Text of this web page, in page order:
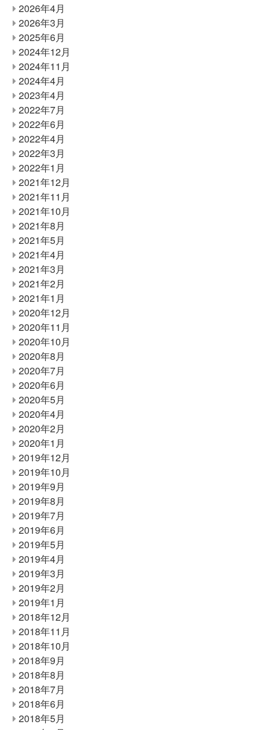
2026年4月
2026年3月
2025年6月
2024年12月
2024年11月
2024年4月
2023年4月
2022年7月
2022年6月
2022年4月
2022年3月
2022年1月
2021年12月
2021年11月
2021年10月
2021年8月
2021年5月
2021年4月
2021年3月
2021年2月
2021年1月
2020年12月
2020年11月
2020年10月
2020年8月
2020年7月
2020年6月
2020年5月
2020年4月
2020年2月
2020年1月
2019年12月
2019年10月
2019年9月
2019年8月
2019年7月
2019年6月
2019年5月
2019年4月
2019年3月
2019年2月
2019年1月
2018年12月
2018年11月
2018年10月
2018年9月
2018年8月
2018年7月
2018年6月
2018年5月